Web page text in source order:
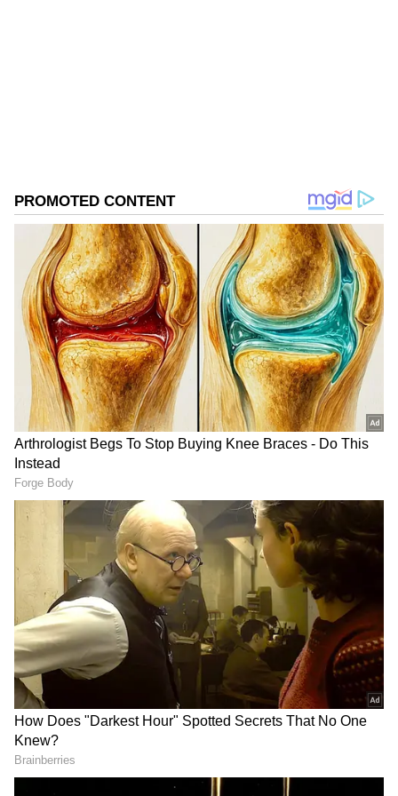
టాయిలెట్ల‌కు ఎందుకు తాళం వేశార‌ని తాను రైల్వే మాస్ట‌ర్ల‌ను
ప్ర‌శ్నించ‌గా.. ప‌లువురు మ‌హిళా ప్యాసింజ‌ర్లు టాయిలెట్ల‌ను
దుర్గందంగా మార్చేశార‌ని చెప్పార‌ని బాధిత మ‌హిళా
జ‌ర్న‌లిస్టు తెలిపారు. “ ఇద్దరు స్టేషన్ మాస్టర్లపై IPC సెక్షన్లు
354 (ఆమె నిరాడంబరతను అగౌరవపరిచే ఉద్దేశ్యంతో
మహిళపై దాడి లేదా నేరపూరిత బలవంతం), 506
(నేరపూరిత బెదిరింపు), 509 (మహిళ అణకువను
కించపరిచే ఉద్దేశ్యంతో మాట, లేదా సిగ్న‌ల్) కింద రేవారి
గవర్నమెంట్ రైల్వే పోలీస్ (GRP) స్టేషన్‌లో ఎఫ్ఐఆర్
నమోదు చేశాం.’’ అని GRP అధికారి ఒకరు తెలిపారు. దీనిపై
ద‌ర్యాప్తు చేస్తున్నామ‌ని పోలీస్ హౌస్ ఆఫీస‌ర్ భూపేంద్ర సింగ్
పేర్కొన్నారు.
మధ్యప్రదేశ్‌లో విచిత్రం.. మర్డర్ కేసులో జైల్లో ఉన్న
నిందితుడు.. పంచాయతీ ప్రెసిడెంట్‌గా విజయం
ఇదిలా ఉండ‌గా.. ఓ 13 ఏండ్ల బాలిక‌పై 78 ఏండ్ల ఓ వృద్ధుడు
లైంగిక‌దాడికి పాల్ప‌డ్డ ఘ‌టన ఆల‌స్యంగా త‌మిళ‌నాడులో
ఆల‌స్యంగా వెలుగులోకి వ‌చ్చింది. బాధితురాలు ఇటీవ‌ల
పాముకాటులో ప్రాణాలు కోల్పోగా.. ఆమెపై జ‌రిగిన దాడికి
DOWNLOAD APP
RECOMMENDED STORIES